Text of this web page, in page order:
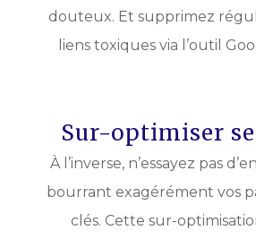
douteux. Et supprimez
liens toxiques via l’outil
Sur-optimiser
À l’inverse, n’essayez pas
bourrant exagérément vos
clés. Cette sur-